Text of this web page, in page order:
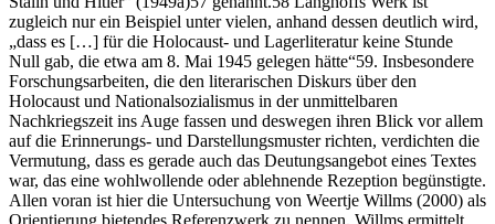
zugleich nur ein Beispiel unter vielen, anhand dessen deutlich wird,
„dass es […] für die Holocaust- und Lagerliteratur keine Stunde
Null gab, die etwa am 8. Mai 1945 gelegen hätte“59. Insbesondere
Forschungsarbeiten, die den literarischen Diskurs über den
Holocaust und Nationalsozialismus in der unmittelbaren
Nachkriegszeit ins Auge fassen und deswegen ihren Blick vor allem
auf die Erinnerungs- und Darstellungsmuster richten, verdichten die
Vermutung, dass es gerade auch das Deutungsangebot eines Textes
war, das eine wohlwollende oder ablehnende Rezeption begünstigte.
Allen voran ist hier die Untersuchung von Weertje Willms (2000) als